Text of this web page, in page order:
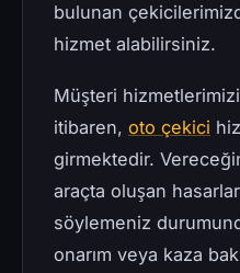
bulunan
hizmet alabilirsiniz.
Müşteri hizmetlerimizi
itibaren, oto çekici
girmektedir.
araçta oluşan
söylemeniz
onarım veya kaza